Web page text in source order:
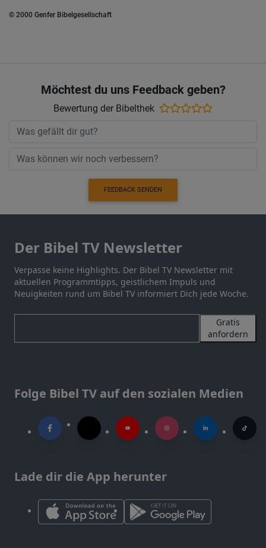
© 2000 Genfer Bibelgesellschaft
Möchtest du uns Feedback geben?
Bewertung der Bibelthek
FEEDBACK SENDEN
Der Bibel TV Newsletter
Verpasse keine Highlights. Der Bibel TV Newsletter mit
aktuellen Programmtipps, geistlichem Impuls und
Neuigkeiten rund um Bibel TV informiert Dich jede Woche.
Gratis
anfordern
Folge Bibel TV auf den sozialen Medien
Lade dir die App herunter